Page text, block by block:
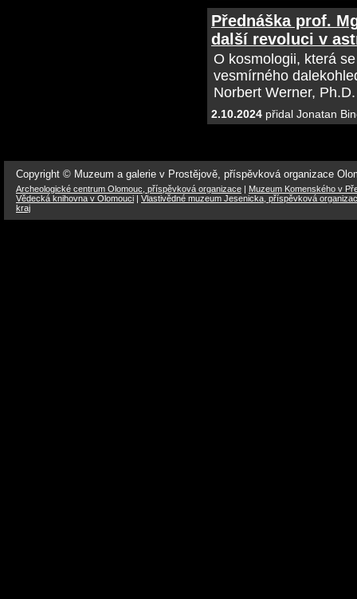
Přednáška prof.
další revoluci v
O kosmologii, která
vesmírného
Norbert Werner,
2.10.2024 přidal Jonatan
Copyright © Muzeum a galerie v Prostějově, příspěvková organizace
Archeologické centrum Olomouc, příspěvková organizace | Muzeum Komenského v
Vědecká knihovna v Olomouci | Vlastivědné muzeum Jesenicka, příspěvková
kraj